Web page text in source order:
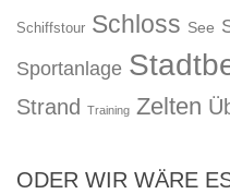
Schiffstour Schloss See
Sportanlage
Strand Training Zelten
ODER WIR WÄRE